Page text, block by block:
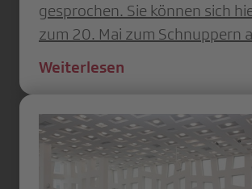
gesprochen. Sie können sich
zum 20. Mai zum Schnuppern
Weiterlesen